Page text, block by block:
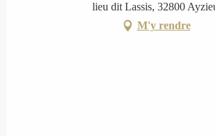
lieu dit Lassis, 32800
M'y rendre